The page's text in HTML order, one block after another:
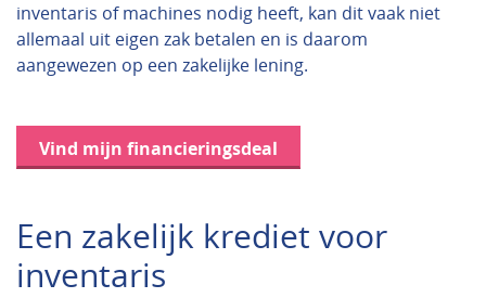
inventaris of machines nodig heeft, kan dit vaak niet
allemaal uit eigen zak betalen en is daarom
aangewezen op een zakelijke lening.
Vind mijn financieringsdeal
Een zakelijk krediet voor
inventaris